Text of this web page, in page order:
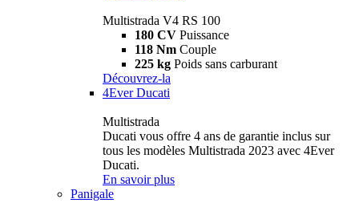
Multistrada V4 RS 100
180 CV Puissance
118 Nm Couple
225 kg Poids sans carburant
Découvrez-la
4Ever Ducati
Multistrada
Ducati vous offre 4 ans de garantie inclus sur
tous les modèles Multistrada 2023 avec 4Ever
Ducati.
En savoir plus
Panigale